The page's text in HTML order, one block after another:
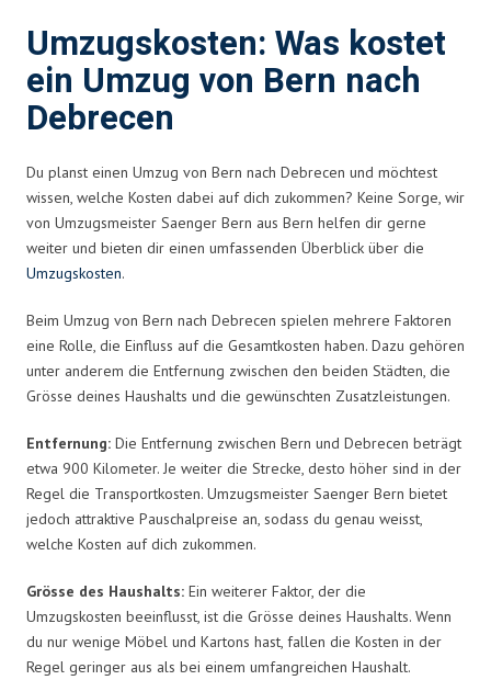
Umzugskosten: Was kostet
ein Umzug von Bern nach
Debrecen
Du planst einen Umzug von Bern nach Debrecen und möchtest
wissen, welche Kosten dabei auf dich zukommen? Keine Sorge, wir
von Umzugsmeister Saenger Bern aus Bern helfen dir gerne
weiter und bieten dir einen umfassenden Überblick über die
Umzugskosten.
Beim Umzug von Bern nach Debrecen spielen mehrere Faktoren
eine Rolle, die Einfluss auf die Gesamtkosten haben. Dazu gehören
unter anderem die Entfernung zwischen den beiden Städten, die
Grösse deines Haushalts und die gewünschten Zusatzleistungen.
Entfernung: Die Entfernung zwischen Bern und Debrecen beträgt
etwa 900 Kilometer. Je weiter die Strecke, desto höher sind in der
Regel die Transportkosten. Umzugsmeister Saenger Bern bietet
jedoch attraktive Pauschalpreise an, sodass du genau weisst,
welche Kosten auf dich zukommen.
Grösse des Haushalts: Ein weiterer Faktor, der die
Umzugskosten beeinflusst, ist die Grösse deines Haushalts. Wenn
du nur wenige Möbel und Kartons hast, fallen die Kosten in der
Regel geringer aus als bei einem umfangreichen Haushalt.